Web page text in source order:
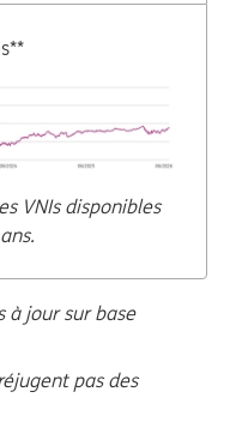
VNIs disponibles
à jour sur base
pas des